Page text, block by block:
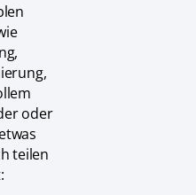
oder
teilen